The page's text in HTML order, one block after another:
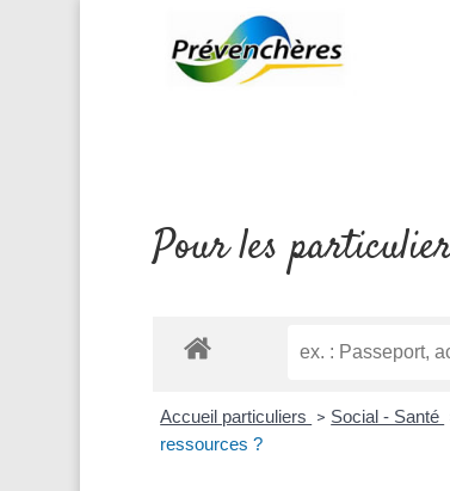
Pour les
Accueil particuliers > Social - Santé
ressources ?